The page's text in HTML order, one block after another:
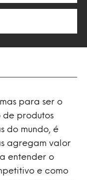
para ser o
de produtos
do mundo, é
agregam valor
entender o
e como